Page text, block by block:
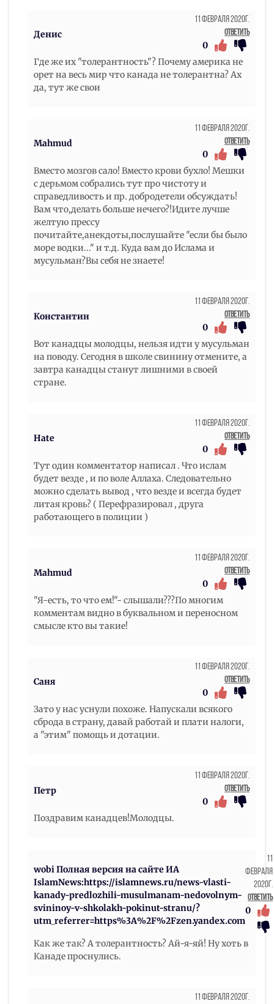
Денис
11 Февраля 2020г.
Ответить
0
Где же их "толерантность"? Почему америка не
орет на весь мир что канада не толерантна? Ах
да, тут же свои
Mahmud
11 Февраля 2020г.
Ответить
0
Вместо мозгов сало! Вместо крови бухло! Мешки
с дерьмом собрались тут про чистоту и
справедливость и пр. добродетели обсуждать!
Вам что,делать больше нечего?!Идите лучше
желтую прессу
почитайте,анекдоты,послушайте "если бы было
море водки..." и т.д. Куда вам до Ислама и
мусульман?Вы себя не знаете!
Константин
11 Февраля 2020г.
Ответить
0
Вот канадцы молодцы, нельзя идти у мусульман
на поводу. Сегодня в школе свинину отмените, а
завтра канадцы станут лишними в своей
стране.
Hate
11 Февраля 2020г.
Ответить
0
Тут один комментатор написал . Что ислам
будет везде , и по воле Аллаха. Следовательно
можно сделать вывод , что везде и всегда будет
литая кровь? ( Перефразировал , друга
работающего в полиции )
Mahmud
11 Февраля 2020г.
Ответить
0
"Я-есть, то что ем!"- слышали???По многим
комментам видно в буквальном и переносном
смысле кто вы такие!
Саня
11 Февраля 2020г.
Ответить
0
Зато у нас уснули похоже. Напускали всякого
сброда в страну, давай работай и плати налоги,
а "этим" помощь и дотации.
Петр
11 Февраля 2020г.
Ответить
0
Поздравим канадцев!Молодцы.
wobi Полная версия на сайте ИА
IslamNews:https://islamnews.ru/news-vlasti-
kanady-predlozhili-musulmanam-nedovolnym-
svininoy-v-shkolakh-pokinut-stranu/?
utm_referrer=https%3A%2F%2Fzen.yandex.com
11
Февраля
2020г.
Ответить
0
Как же так? А толерантность? Ай-я-яй! Ну хоть в
Канаде проснулись.
11 Февраля 2020г.